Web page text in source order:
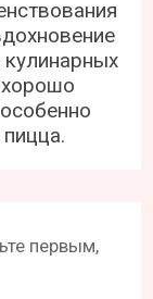
первым,